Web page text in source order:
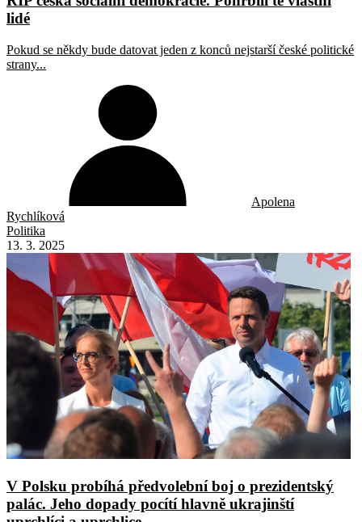
lidé
Pokud se někdy bude datovat jeden z konců nejstarší české politické
strany...
Apolena
Rychlíková
Politika
13. 3. 2025
V Polsku probíhá předvolební boj o prezidentský
palác. Jeho dopady pocítí hlavně ukrajinští